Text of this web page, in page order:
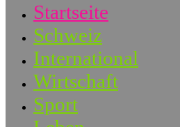
Startseite
Schweiz
International
Wirtschaft
Sport